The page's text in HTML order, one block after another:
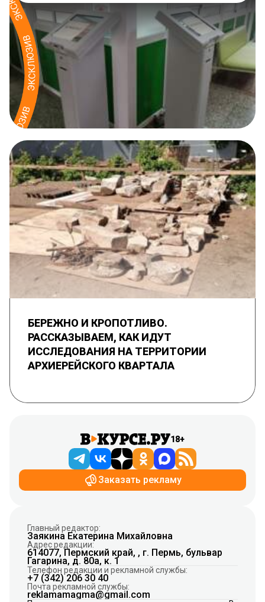
БЕРЕЖНО И КРОПОТЛИВО.
РАССКАЗЫВАЕМ, КАК ИДУТ
ИССЛЕДОВАНИЯ НА ТЕРРИТОРИИ
АРХИЕРЕЙСКОГО КВАРТАЛА
18+
Заказать рекламу
Главный редактор:
Заякина Екатерина Михайловна
Адрес редакции:
614077, Пермский край, , г. Пермь, бульвар
Гагарина, д. 80а, к. 1
Телефон редакции и рекламной службы:
+7 (342) 206 30 40
Почта рекламной службы:
reklamamagma@gmail.com